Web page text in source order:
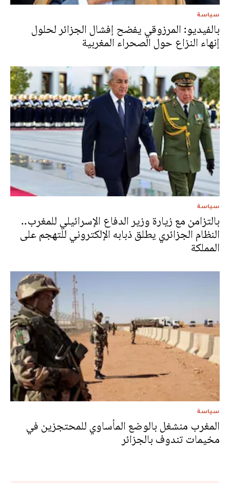
سياسة
بالفيديو: المرزوقي يفضح إفشال الجزائر لحلول
إنهاء النزاع حول الصحراء المغربية
سياسة
بالتزامن مع زيارة وزير الدفاع الإسرائيلي للمغرب..
النظام الجزائري يطلق ذبابه الإلكتروني للتهجم على
المملكة
سياسة
المغرب منشغل بالوضع المأساوي للمحتجزين في
مخيمات تندوف بالجزائر